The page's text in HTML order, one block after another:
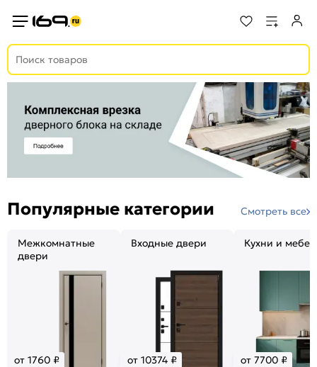
Популярные категории Смотреть все
Межкомнатные
двери
от 1760 ₽
Входные двери
от 10374 ₽
Кухни и
от 7700 ₽